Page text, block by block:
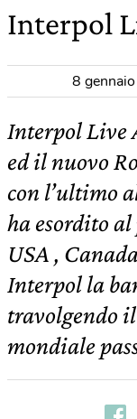
Interpol
8
Interpol Live
ed il nuovo
con l’ultimo
ha esordito
USA ,
Interpol la
travolgendo
mondiale